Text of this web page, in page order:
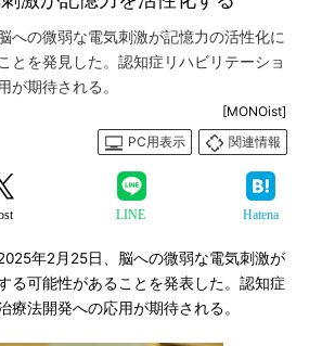
への微弱な電気刺激が記憶力の活性化に
とを発見した。認知症リハビリテーショ
が期待される。
[MONOist]
PC用表示
関連情報
LINE Hatena
年2月25日、脳への微弱な電気刺激が
る可能性があることを発表した。認知症
療法開発への応用が期待される。